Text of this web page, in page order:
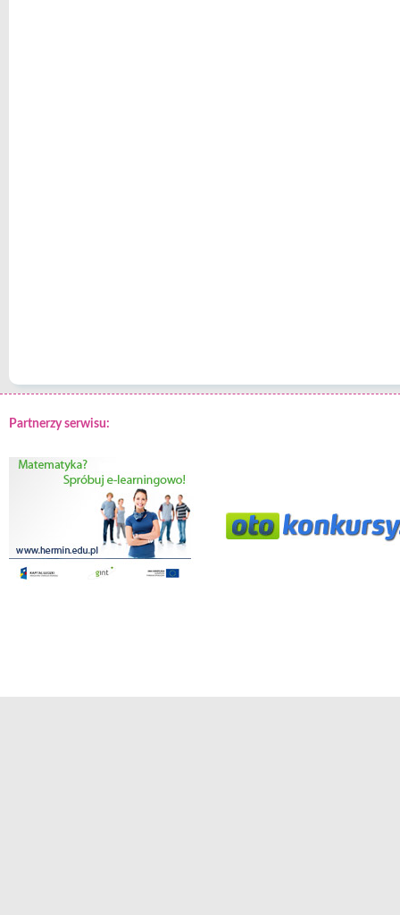
Partnerzy serwisu: